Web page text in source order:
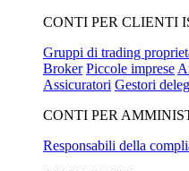
CONTI PER CLIENTI
Gruppi di trading
Broker Piccole imprese
Assicuratori Gestori
CONTI PER
Responsabili della